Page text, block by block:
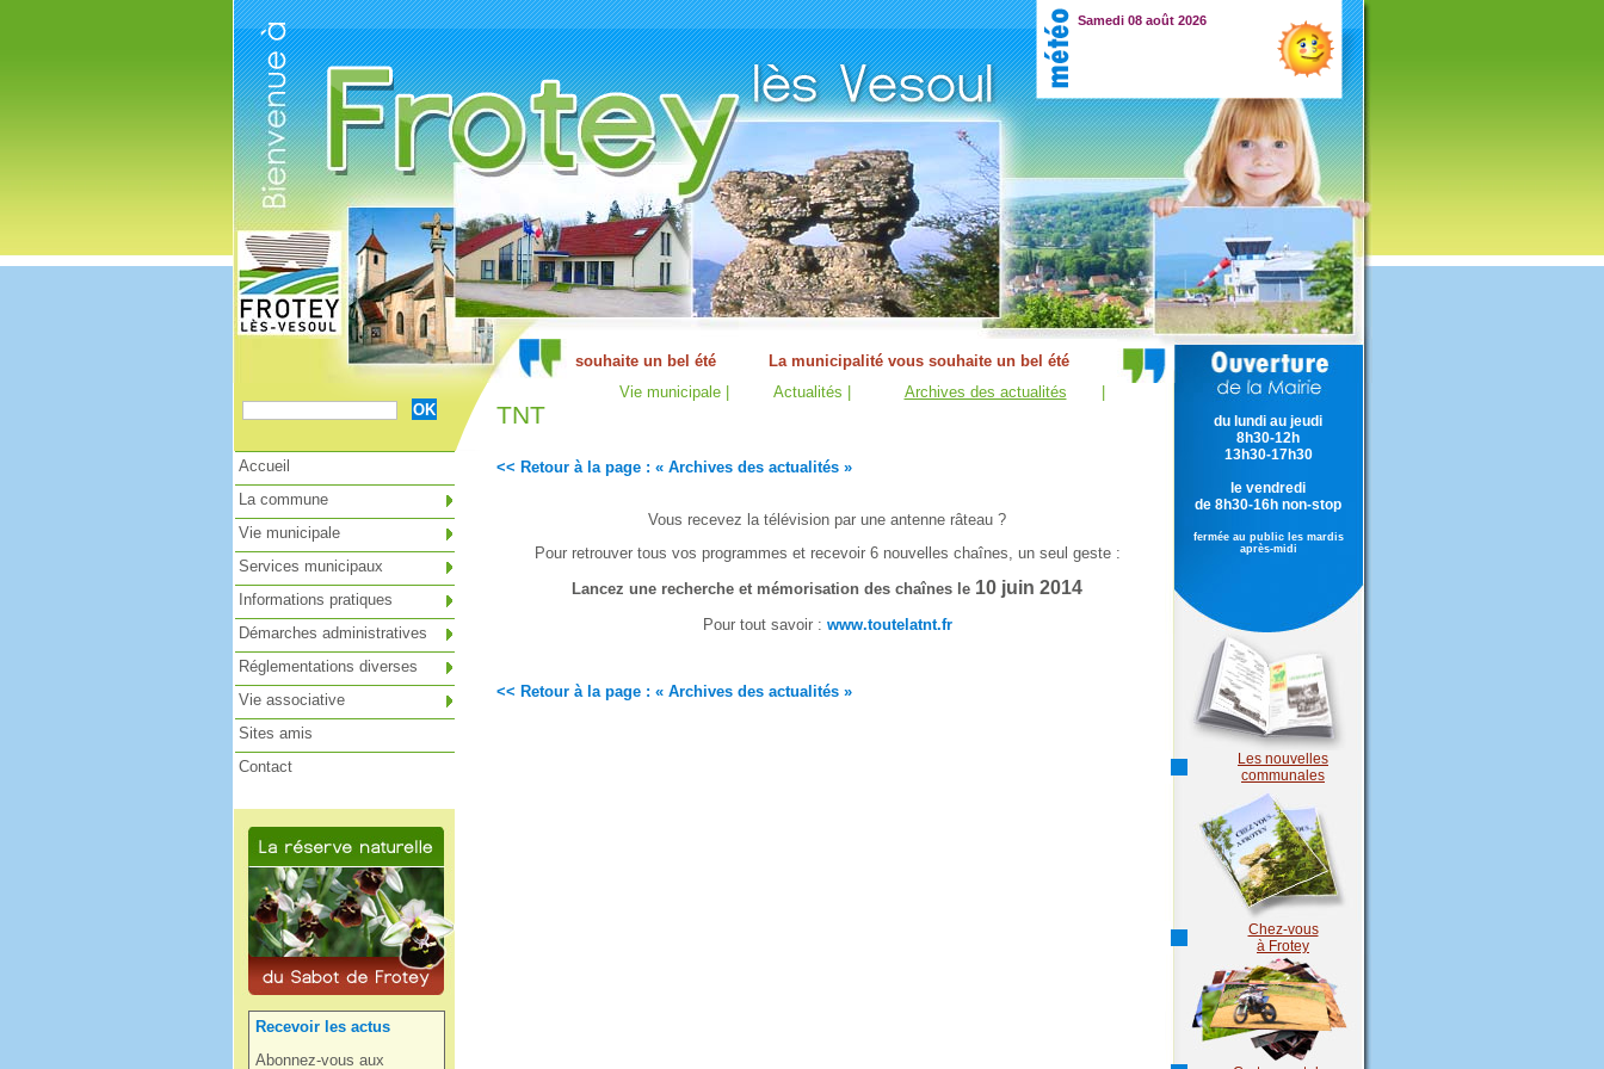
Samedi 08 août 2026
Recevoir les actus
Abonnez-vous aux
Vie municipale | Actualités | Archives des actualités
TNT
<< Retour à la page : « Archives des actualités »
Vous recevez la télévision par une antenne râteau ?
Pour retrouver tous vos programmes et recevoir 6 nouvelles chaînes, un seul geste :
Lancez une recherche et mémorisation des chaînes le 10 juin 2014
Pour tout savoir : www.toutelatnt.fr
<< Retour à la page : « Archives des actualités »
du lundi au jeudi
8h30-12h
13h30-17h30
le vendredi
de 8h30-16h non-stop
fermée au public les mardis
après-midi
Les nouvelles
communales
Chez-vous
à Frotey
Accueil
La commune
Vie municipale
Services municipaux
Informations pratiques
Démarches administratives
Réglementations diverses
Vie associative
Sites amis
Contact